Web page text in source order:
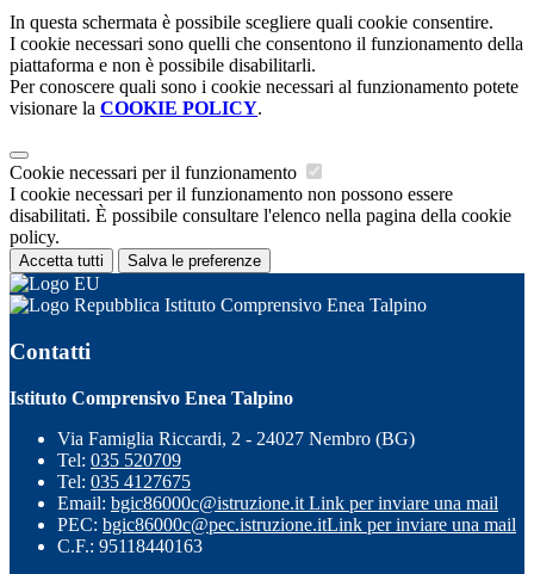
In questa schermata è possibile scegliere quali cookie consentire.
I cookie necessari sono quelli che consentono il funzionamento della
piattaforma e non è possibile disabilitarli.
Per conoscere quali sono i cookie necessari al funzionamento potete
visionare la COOKIE POLICY.
Cookie necessari per il funzionamento
I cookie necessari per il funzionamento non possono essere
disabilitati. È possibile consultare l'elenco nella pagina della cookie
policy.
Accetta tutti Salva le preferenze
Istituto Comprensivo Enea Talpino
Contatti
Istituto Comprensivo Enea Talpino
Via Famiglia Riccardi, 2 - 24027 Nembro (BG)
Tel: 035 520709
Tel: 035 4127675
Email: bgic86000c@istruzione.it Link per inviare una mail
PEC: bgic86000c@pec.istruzione.itLink per inviare una mail
C.F.: 95118440163